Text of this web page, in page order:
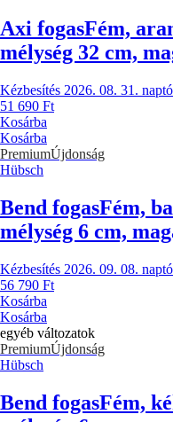
Axi fogasFém,
mélység 32 cm,
Kézbesítés 2026. 08. 31.
51 690 Ft
Kosárba
Kosárba
PremiumÚjdonság
Hübsch
Bend fogasFém,
mélység 6 cm,
Kézbesítés 2026. 09. 08.
56 790 Ft
Kosárba
Kosárba
egyéb változatok
PremiumÚjdonság
Hübsch
Bend fogasFém,